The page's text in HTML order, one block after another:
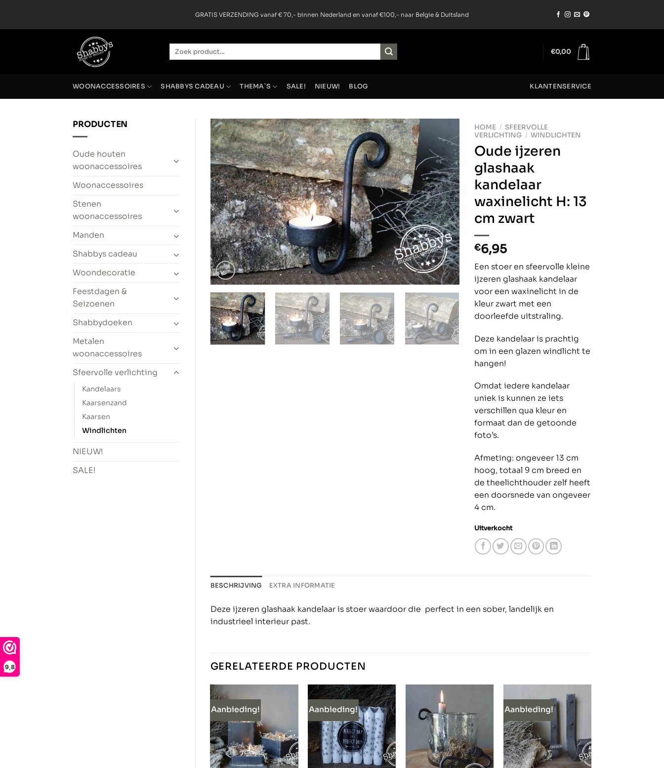
9,8
inhoud
GRATIS VERZENDING vanaf € 70,- binnen Nederland en vanaf €100,- naar Belgie & Duitsland
Zoeken
naar:
€0,00
WOONACCESSOIRES SHABBYS CADEAU THEMA`S SALE! NIEUW! BLOG KLANTENSERVICE
PRODUCTEN
Oude houten
woonaccessoires
Woonaccessoires
Stenen
woonaccessoires
Manden
Shabbys cadeau
Woondecoratie
Feestdagen &
Seizoenen
Shabbydoeken
Metalen
woonaccessoires
Sfeervolle verlichting
Kandelaars
Kaarsenzand
Kaarsen
Windlichten
NIEUW!
SALE!
HOME / SFEERVOLLE
VERLICHTING / WINDLICHTEN
Oude ijzeren
glashaak
kandelaar
waxinelicht H: 13
cm zwart
€6,95
Een stoer en sfeervolle kleine
ijzeren glashaak kandelaar
voor een waxinelicht in de
kleur zwart met een
doorleefde uitstraling.
Deze kandelaar is prachtig
om in een glazen windlicht te
hangen!
Omdat iedere kandelaar
uniek is kunnen ze iets
verschillen qua kleur en
formaat dan de getoonde
foto’s.
Afmeting: ongeveer 13 cm
hoog, totaal 9 cm breed en
de theelichthouder zelf heeft
een doorsnede van ongeveer
4 cm.
Uitverkocht
BESCHRIJVING EXTRA INFORMATIE
Deze ijzeren glashaak kandelaar is stoer waardoor die perfect in een sober, landelijk en
industrieel interieur past.
GERELATEERDE PRODUCTEN
Aanbieding! Aanbieding! Aanbieding!